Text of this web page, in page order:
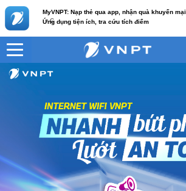
MyVNPT: Nạp thẻ qua app, nhận quà khuyến mại
Ứng dụng tiện ích, tra cứu tích điểm
c
VNPT